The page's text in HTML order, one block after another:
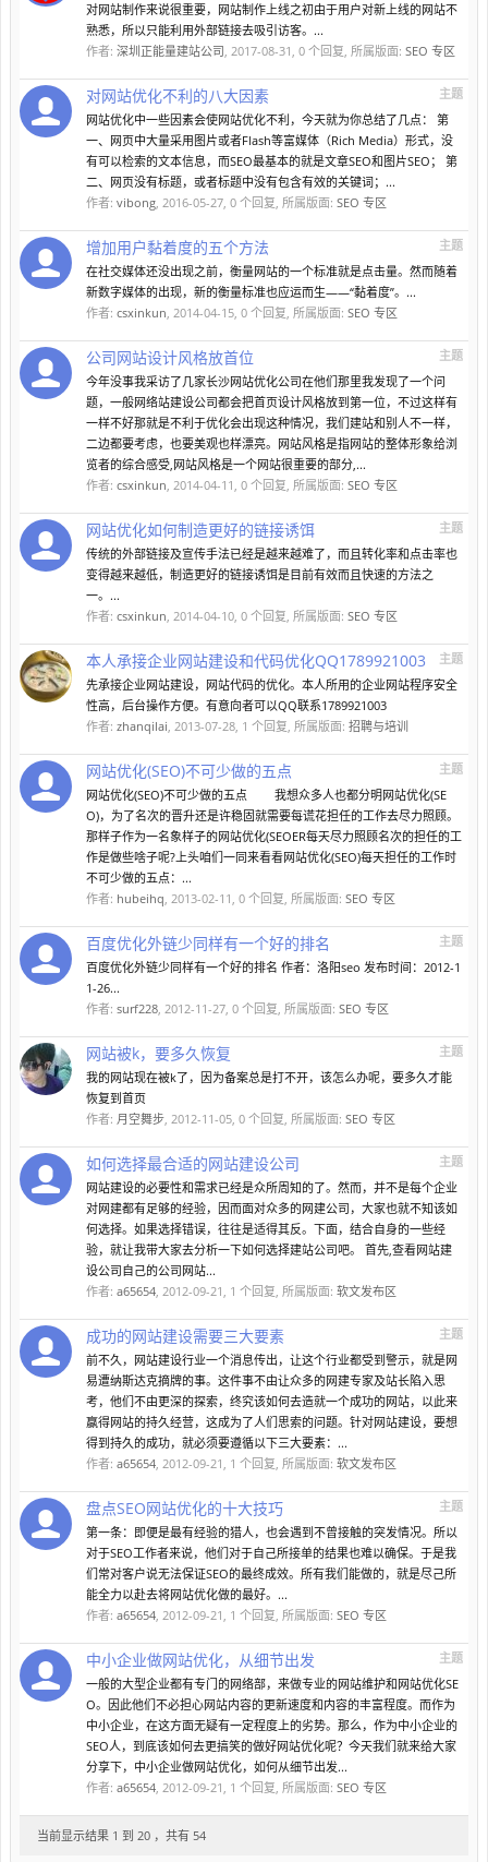
对网站制作来说很重要，网站制作上线之初由于用户对新上线的网站不
熟悉，所以只能利用外部链接去吸引访客。...
作者: 深圳正能量建站公司, 2017-08-31 , 0 个回复, 所属版面: SEO 专区
主题
对网站优化不利的八大因素
网站优化中一些因素会使网站优化不利，今天就为你总结了几点： 第
一、网页中大量采用图片或者Flash等富媒体（Rich Media）形式，没
有可以检索的文本信息，而SEO最基本的就是文章SEO和图片SEO； 第
二、网页没有标题，或者标题中没有包含有效的关键词；...
作者: vibong, 2016-05-27, 0 个回复, 所属版面: SEO 专区
主题
增加用户黏着度的五个方法
在社交媒体还没出现之前，衡量网站的一个标准就是点击量。然而随着
新数字媒体的出现，新的衡量标准也应运而生——“黏着度”。...
作者: csxinkun, 2014-04-15, 0 个回复, 所属版面: SEO 专区
主题
公司网站设计风格放首位
今年没事我采访了几家长沙网站优化公司在他们那里我发现了一个问
题，一般网络站建设公司都会把首页设计风格放到第一位，不过这样有
一样不好那就是不利于优化会出现这种情况，我们建站和别人不一样，
二边都要考虑，也要美观也样漂亮。网站风格是指网站的整体形象给浏
览者的综合感受,网站风格是一个网站很重要的部分,...
作者: csxinkun, 2014-04-11 , 0 个回复, 所属版面: SEO 专区
主题
网站优化如何制造更好的链接诱饵
传统的外部链接及宣传手法已经是越来越难了，而且转化率和点击率也
变得越来越低，制造更好的链接诱饵是目前有效而且快速的方法之
一。...
作者: csxinkun, 2014-04-10, 0 个回复, 所属版面: SEO 专区
主题
本人承接企业网站建设和代码优化QQ1789921003
先承接企业网站建设，网站代码的优化。本人所用的企业网站程序安全
性高，后台操作方便。有意向者可以QQ联系1789921003
作者: zhanqilai, 2013-07-28, 1 个回复, 所属版面: 招聘与培训
主题
网站优化(SEO)不可少做的五点
网站优化(SEO)不可少做的五点 我想众多人也都分明网站优化(SE
O)，为了名次的晋升还是许稳固就需要每谎花担任的工作去尽力照顾。
那样子作为一名象样子的网站优化(SEOER每天尽力照顾名次的担任的工
作是做些啥子呢?上头咱们一同来看看网站优化(SEO)每天担任的工作时
不可少做的五点：...
作者: hubeihq, 2013-02-11 , 0 个回复, 所属版面: SEO 专区
主题
百度优化外链少同样有一个好的排名
百度优化外链少同样有一个好的排名 作者：洛阳seo 发布时间：2012-1
1-26...
作者: surf228, 2012-11-27, 0 个回复, 所属版面: SEO 专区
主题
网站被k，要多久恢复
我的网站现在被k了，因为备案总是打不开，该怎么办呢，要多久才能
恢复到首页
作者: 月空舞步, 2012-11-05, 0 个回复, 所属版面: SEO 专区
主题
如何选择最合适的网站建设公司
网站建设的必要性和需求已经是众所周知的了。然而，并不是每个企业
对网建都有足够的经验，因而面对众多的网建公司，大家也就不知该如
何选择。如果选择错误，往往是适得其反。下面，结合自身的一些经
验，就让我带大家去分析一下如何选择建站公司吧。 首先,查看网站建
设公司自己的公司网站...
作者: a65654, 2012-09-21 , 1 个回复, 所属版面: 软文发布区
主题
成功的网站建设需要三大要素
前不久，网站建设行业一个消息传出，让这个行业都受到警示，就是网
易遭纳斯达克摘牌的事。这件事不由让众多的网建专家及站长陷入思
考，他们不由更深的探索，终究该如何去造就一个成功的网站，以此来
赢得网站的持久经营，这成为了人们思索的问题。针对网站建设，要想
得到持久的成功，就必须要遵循以下三大要素：...
作者: a65654, 2012-09-21 , 1 个回复, 所属版面: 软文发布区
主题
盘点SEO网站优化的十大技巧
第一条：即便是最有经验的猎人，也会遇到不曾接触的突发情况。所以
对于SEO工作者来说，他们对于自己所接单的结果也难以确保。于是我
们常对客户说无法保证SEO的最终成效。所有我们能做的，就是尽己所
能全力以赴去将网站优化做的最好。...
作者: a65654, 2012-09-21 , 1 个回复, 所属版面: SEO 专区
主题
中小企业做网站优化，从细节出发
一般的大型企业都有专门的网络部，来做专业的网站维护和网站优化SE
O。因此他们不必担心网站内容的更新速度和内容的丰富程度。而作为
中小企业，在这方面无疑有一定程度上的劣势。那么，作为中小企业的
SEO人，到底该如何去更搞笑的做好网站优化呢？今天我们就来给大家
分享下，中小企业做网站优化，如何从细节出发...
作者: a65654, 2012-09-21 , 1 个回复, 所属版面: SEO 专区
当前显示结果 1 到 20 ，共有 54